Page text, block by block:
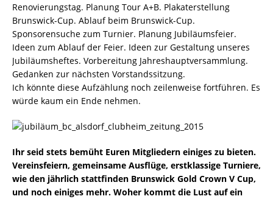
Renovierungstag. Planung Tour A+B. Plakaterstellung
Brunswick-Cup. Ablauf beim Brunswick-Cup.
Sponsorensuche zum Turnier. Planung Jubiläumsfeier.
Ideen zum Ablauf der Feier. Ideen zur Gestaltung unseres
Jubiläumsheftes. Vorbereitung Jahreshauptversammlung.
Gedanken zur nächsten Vorstandssitzung.
Ich könnte diese Aufzählung noch zeilenweise fortführen. Es
würde kaum ein Ende nehmen.
Ihr seid stets bemüht Euren Mitgliedern einiges zu bieten.
Vereinsfeiern, gemeinsame Ausflüge, erstklassige Turniere,
wie den jährlich stattfinden Brunswick Gold Crown V Cup,
und noch einiges mehr. Woher kommt die Lust auf ein